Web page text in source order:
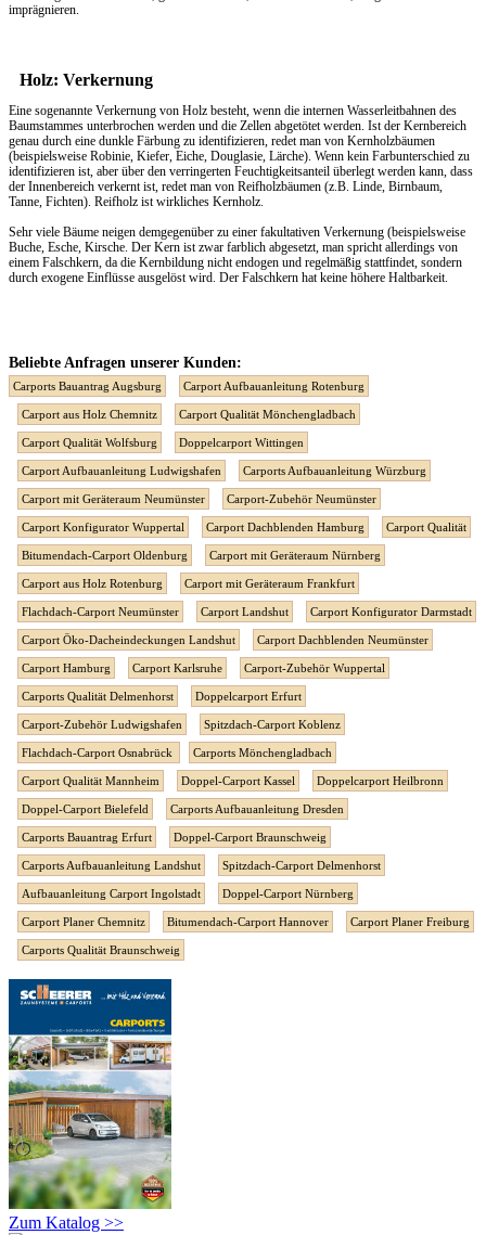
imprägnieren.
Holz: Verkernung
Eine sogenannte Verkernung von Holz besteht, wenn die internen Wasserleitbahnen des
Baumstammes unterbrochen werden und die Zellen abgetötet werden. Ist der Kernbereich
genau durch eine dunkle Färbung zu identifizieren, redet man von Kernholzbäumen
(beispielsweise Robinie, Kiefer, Eiche, Douglasie, Lärche). Wenn kein Farbunterschied zu
identifizieren ist, aber über den verringerten Feuchtigkeitsanteil überlegt werden kann, dass
der Innenbereich verkernt ist, redet man von Reifholzbäumen (z.B. Linde, Birnbaum,
Tanne, Fichten). Reifholz ist wirkliches Kernholz.
Sehr viele Bäume neigen demgegenüber zu einer fakultativen Verkernung (beispielsweise
Buche, Esche, Kirsche. Der Kern ist zwar farblich abgesetzt, man spricht allerdings von
einem Falschkern, da die Kernbildung nicht endogen und regelmäßig stattfindet, sondern
durch exogene Einflüsse ausgelöst wird. Der Falschkern hat keine höhere Haltbarkeit.
Beliebte Anfragen unserer Kunden:
Carports Bauantrag Augsburg Carport Aufbauanleitung Rotenburg
Carport aus Holz Chemnitz Carport Qualität Mönchengladbach
Carport Qualität Wolfsburg Doppelcarport Wittingen
Carport Aufbauanleitung Ludwigshafen Carports Aufbauanleitung Würzburg
Carport mit Geräteraum Neumünster Carport-Zubehör Neumünster
Carport Konfigurator Wuppertal Carport Dachblenden Hamburg Carport Qualität
Bitumendach-Carport Oldenburg Carport mit Geräteraum Nürnberg
Carport aus Holz Rotenburg Carport mit Geräteraum Frankfurt
Flachdach-Carport Neumünster Carport Landshut Carport Konfigurator Darmstadt
Carport Öko-Dacheindeckungen Landshut Carport Dachblenden Neumünster
Carport Hamburg Carport Karlsruhe Carport-Zubehör Wuppertal
Carports Qualität Delmenhorst Doppelcarport Erfurt
Carport-Zubehör Ludwigshafen Spitzdach-Carport Koblenz
Flachdach-Carport Osnabrück Carports Mönchengladbach
Carport Qualität Mannheim Doppel-Carport Kassel Doppelcarport Heilbronn
Doppel-Carport Bielefeld Carports Aufbauanleitung Dresden
Carports Bauantrag Erfurt Doppel-Carport Braunschweig
Carports Aufbauanleitung Landshut Spitzdach-Carport Delmenhorst
Aufbauanleitung Carport Ingolstadt Doppel-Carport Nürnberg
Carport Planer Chemnitz Bitumendach-Carport Hannover Carport Planer Freiburg
Carports Qualität Braunschweig
Zum Katalog >>